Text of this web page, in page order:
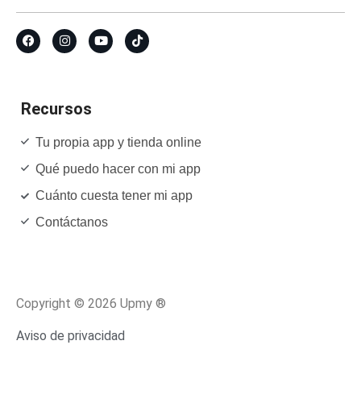
Recursos
Tu propia app y tienda online
Qué puedo hacer con mi app
Cuánto cuesta tener mi app
Contáctanos
Copyright © 2026 Upmy ®
Aviso de privacidad